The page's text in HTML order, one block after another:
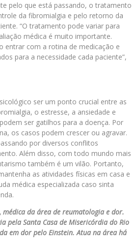
pelo que está passando, o tratamento
da fibromialgia e pelo retorno da
“O tratamento pode variar para
médica é muito importante.
entrar com a rotina de medicação e
para a necessidade cada paciente”,
ser um ponto crucial entre as
o estresse, a ansiedade e
ser gatilhos para a doença. Por
os casos podem crescer ou agravar.
por diversos conflitos
Além disso, com todo mundo mais
também é um vilão. Portanto,
as atividades físicas em casa e
médica especializada caso sinta
médica da área de reumatologia e dor.
pela Santa Casa de Misericórdia do Rio
em dor pelo Einstein. Atua na área há